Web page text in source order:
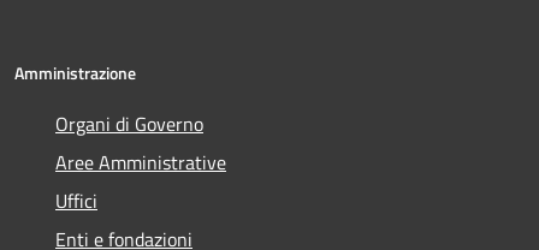
Amministrazione
Organi di Governo
Aree Amministrative
Uffici
Enti e fondazioni